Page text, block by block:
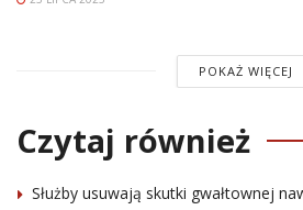
POKAŻ WIĘCEJ
Czytaj również
Służby usuwają skutki gwałtownej